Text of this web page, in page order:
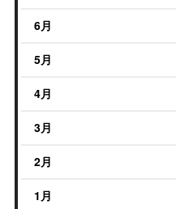
6月
5月
4月
3月
2月
1月